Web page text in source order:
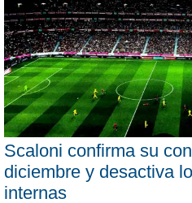
Scaloni confirma su
diciembre y desactiva
internas